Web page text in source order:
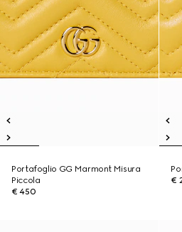
Portafoglio GG Marmont Misura
Piccola
€ 450
€